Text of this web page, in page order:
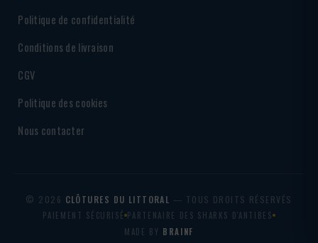
Politique de confidentialité
Conditions de livraison
CGV
Politique des cookies
Nous contacter
© 2026 CLÔTURES DU LITTORAL — TOUS DROITS RÉSERVÉS
PAIEMENT SÉCURISÉ PARTENAIRE DES SHARKS D'ANTIBES
MADE BY BRAINF